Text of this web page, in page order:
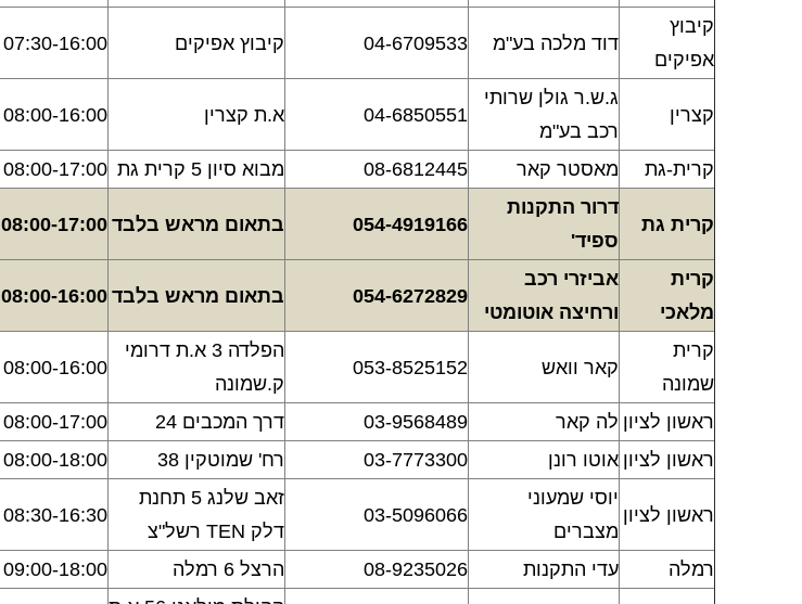
קיבוץ
אפיקים
דוד מלכה בע"מ 04-6709533 קיבוץ אפיקים 07:30-16:00
קצרין
ג.ש.ר גולן שרותי
רכב בע"מ
04-6850551 א.ת קצרין 08:00-16:00
קרית-גת מאסטר קאר 08-6812445 מבוא סיון 5 קרית גת 08:00-17:00
קרית גת
דרור התקנות
ספיד'
054-4919166 בתאום מראש בלבד 08:00-17:00
קרית
מלאכי
אביזרי רכב
ורחיצה אוטומטי
054-6272829 בתאום מראש בלבד 08:00-16:00
קרית
שמונה
קאר וואש 053-8525152
הפלדה 3 א.ת דרומי
ק.שמונה
08:00-16:00
ראשון לציון לה קאר 03-9568489 דרך המכבים 24 08:00-17:00
ראשון לציון אוטו רונן 03-7773300 רח' שמוטקין 38 08:00-18:00
ראשון לציון
יוסי שמעוני
מצברים
03-5096066
זאב שלנג 5 תחנת
דלק TEN רשל"צ
08:30-16:30
רמלה עדי התקנות 08-9235026 הרצל 6 רמלה 09:00-18:00